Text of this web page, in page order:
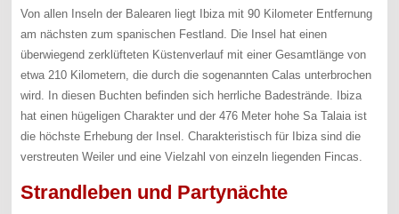
Von allen Inseln der Balearen liegt Ibiza mit 90 Kilometer Entfernung
am nächsten zum spanischen Festland. Die Insel hat einen
überwiegend zerklüfteten Küstenverlauf mit einer Gesamtlänge von
etwa 210 Kilometern, die durch die sogenannten Calas unterbrochen
wird. In diesen Buchten befinden sich herrliche Badestrände. Ibiza
hat einen hügeligen Charakter und der 476 Meter hohe Sa Talaia ist
die höchste Erhebung der Insel. Charakteristisch für Ibiza sind die
verstreuten Weiler und eine Vielzahl von einzeln liegenden Fincas.
Strandleben und Partynächte